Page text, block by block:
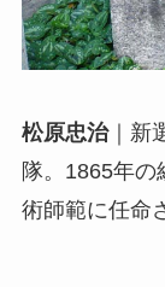
松原忠治｜新
隊。1865年の
術師範に任命